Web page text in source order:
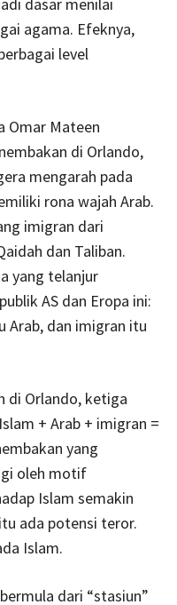
agama. Efeknya,
level
Omar Mateen
di Orlando,
mengarah pada
rona wajah Arab.
imigran dari
dan Taliban.
yang telanjur
AS dan Eropa ini:
Arab, dan imigran itu
di Orlando, ketiga
+ Arab + imigran =
yang
oleh motif
Islam semakin
ada potensi teror.
Islam.
dari “stasiun”